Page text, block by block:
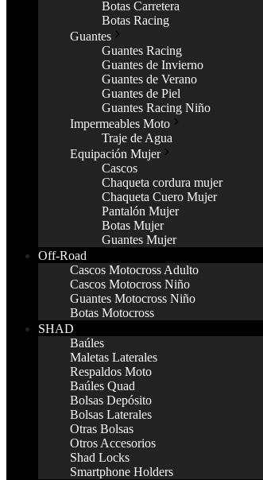
Botas Carretera
Botas Racing
Guantes
Guantes Racing
Guantes de Invierno
Guantes de Verano
Guantes de Piel
Guantes Racing Niño
Impermeables Moto
Traje de Agua
Equipación Mujer
Cascos
Chaqueta cordura mujer
Chaqueta Cuero Mujer
Pantalón Mujer
Botas Mujer
Guantes Mujer
Off-Road
Cascos Motocross Adulto
Cascos Motocross Niño
Guantes Motocross Niño
Botas Motocross
SHAD
Baúles
Maletas Laterales
Respaldos Moto
Baúles Quad
Bolsas Depósito
Bolsas Laterales
Otras Bolsas
Otros Accesorios
Shad Locks
Smartphone Holders